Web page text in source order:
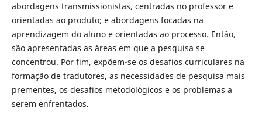
abordagens transmissionistas, centradas no professor e
orientadas ao produto; e abordagens focadas na
aprendizagem do aluno e orientadas ao processo. Então,
são apresentadas as áreas em que a pesquisa se
concentrou. Por fim, expõem-se os desafios curriculares na
formação de tradutores, as necessidades de pesquisa mais
prementes, os desafios metodológicos e os problemas a
serem enfrentados.